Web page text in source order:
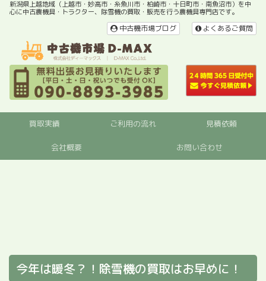
新潟県上越地域（上越市・妙高市・糸魚川市・柏崎市・十日町市・南魚沼市）を中
心に中古農機具・トラクター、除雪機の買取・販売を行う農機具専門店です。
よくあるご質問
中古機市場ブログ
買取実績 ご利用の流れ 見積依頼
会社概要 お問い合わせ
今年は暖冬？！除雪機の買取はお早めに！